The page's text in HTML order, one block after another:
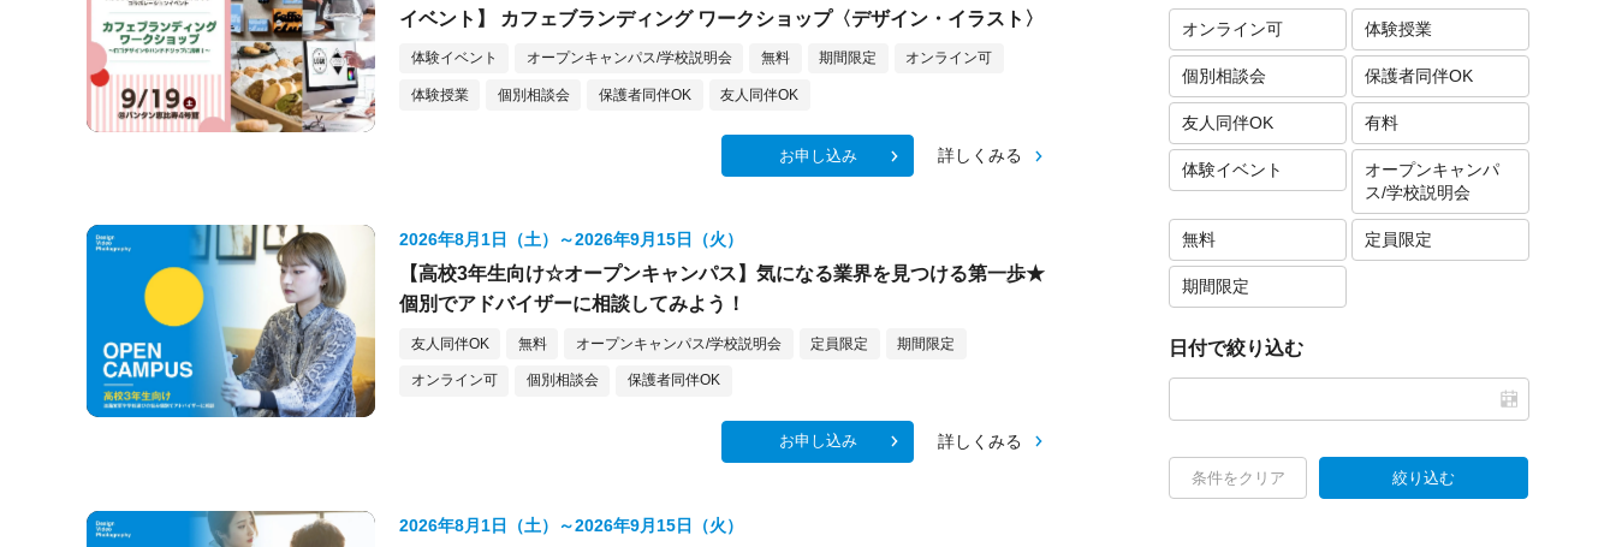
イベント】 カフェブランディング ワークショップ〈デザイン・イラスト〉
体験イベント オープンキャンパス/学校説明会 無料 期間限定 オンライン可
体験授業 個別相談会 保護者同伴OK 友人同伴OK
お申し込み 詳しくみる
2026年8月1日（土）～2026年9月15日（火）
【高校3年生向け☆オープンキャンパス】気になる業界を見つける第一歩★
個別でアドバイザーに相談してみよう！
友人同伴OK 無料 オープンキャンパス/学校説明会 定員限定 期間限定
オンライン可 個別相談会 保護者同伴OK
お申し込み 詳しくみる
2026年8月1日（土）～2026年9月15日（火）
オンライン可 体験授業
個別相談会 保護者同伴OK
友人同伴OK 有料
体験イベント
オープンキャンパ
ス/学校説明会
無料 定員限定
期間限定
日付で絞り込む
条件をクリア 絞り込む